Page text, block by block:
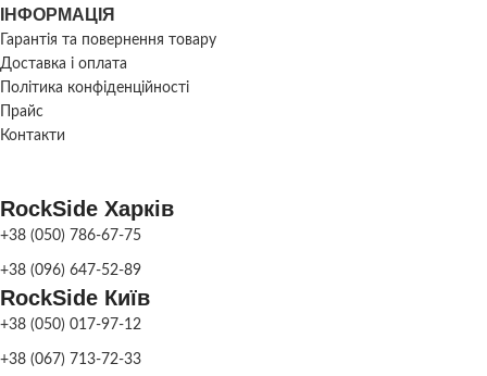
ВАГА
КОЛІР
ВАЗОНУ
Бетон,Сірий граніт
ІНФОРМАЦІЯ
Гарантія та повернення товару
Доставка і оплата
Політика конфіденційності
Прайс
Контакти
RockSide Харків
+38 (050) 786-67-75
+38 (096) 647-52-89
RockSide Київ
+38 (050) 017-97-12
+38 (067) 713-72-33